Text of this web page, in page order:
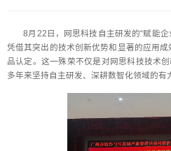
8月22日，网思科技自主研发的“赋能
凭借其突出的技术创新优势和显著的应用
品认定。这一殊荣不仅是对网思科技技术
多年来坚持自主研发、深耕数智化领域的有